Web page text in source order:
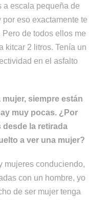
a escala pequeña de
eso exactamente te
de todos ellos me
kitcar 2 litros. Tenía un
en el asfalto
siempre están
muy pocas. ¿Por
desde la retirada
a ver una mujer?
mujeres conduciendo,
con un hombre, yo
de ser mujer tenga